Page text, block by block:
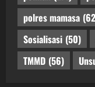
polres mamasa
Sosialisasi (50)
TMMD (56)